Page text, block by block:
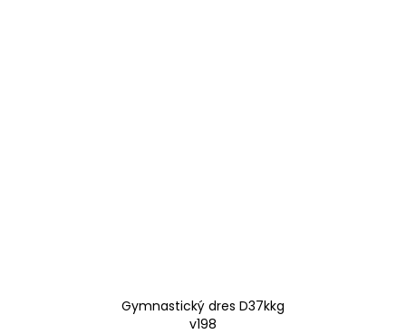
Gymnastický dres D37kkg
v198